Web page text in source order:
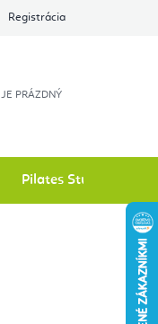
Registrácia
Pilates Studio